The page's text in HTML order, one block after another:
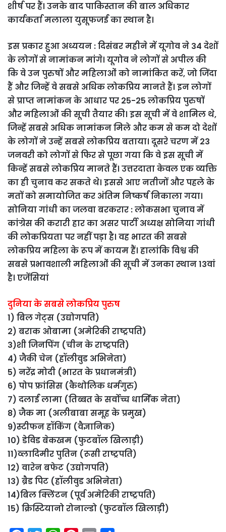
शीर्ष पर हैं। उनके बाद पाकिस्तान की बाल अधिकार
कार्यकर्ता मलाला युसूफजई का स्थान है।
इस प्रकार हुआ अध्ययन : दिसंबर महीने में यूगोव ने 34 देशों
के लोगों से नामांकन मांगे। यूगोव ने लोगों से अपील की
कि वे उन पुरुषों और महिलाओं को नामांकित करें, जो जिंदा
हैं और जिन्हें वे सबसे अधिक लोकप्रिय मानते हैं। इन लोगों
से प्राप्त नामांकन के आधार पर 25-25 लोकप्रिय पुरुषों
और महिलाओं की सूची तैयार की। इस सूची में वे शामिल थे,
जिन्हें सबसे अधिक नामांकन मिले और कम से कम दो देशों
के लोगों ने उन्हें सबसे लोकप्रिय बताया। दूसरे चरण में 23
जनवरी को लोगों से फिर से पूछा गया कि वे इस सूची में
किन्हें सबसे लोकप्रिय मानते हैं। उत्तरदाता केवल एक व्यक्ति
का ही चुनाव कर सकते थे। इससे आए नतीजों और पहले के
मतों को समायोजित कर अंतिम निष्कर्ष निकाला गया।
सोनिया गांधी का जलवा बरकरार : लोकसभा चुनाव में
कांग्रेस की करारी हार का असर पार्टी अध्यक्ष सोनिया गांधी
की लोकप्रियता पर नहीं पड़ा है। वह भारत की सबसे
लोकप्रिय महिला के रूप में कायम हैं। हालांकि विश्व की
सबसे प्रभावशाली महिलाओं की सूची में उनका स्थान 13वां
है। एजेंसियां
दुनिया के सबसे लोकप्रिय पुरुष
1) बिल गेट्स (उद्योगपति)
2) बराक ओबामा (अमेरिकी राष्ट्रपति)
3)शी जिनपिंग (चीन के राष्ट्रपति)
4) जैकी चेन (हॉलीवुड अभिनेता)
5) नरेंद्र मोदी (भारत के प्रधानमंत्री)
6) पोप फ्रांसिस (कैथोलिक धर्मगुरु)
7) दलाई लामा (तिब्बत के सर्वोच्च धार्मिक नेता)
8) जैक मा (अलीबाबा समूह के प्रमुख)
9)स्टीफन हॉकिंग (वैज्ञानिक)
10) डेविड बेकखम (फुटबॉल खिलाड़ी)
11)व्लादिमीर पुतिन (रूसी राष्ट्रपति)
12) वारेन बफेट (उद्योगपति)
13) ब्रैड पिट (हॉलीवुड अभिनेता)
14)बिल क्लिंटन (पूर्व अमेरिकी राष्ट्रपति)
15) क्रिस्टियानो रोनाल्डो (फुटबॉल खिलाड़ी)